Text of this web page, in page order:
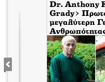
Dr. Anthony
Grady>
μεγαλύτερη
κάλυπταν οι
ερπύστριες
Τώρα η
δάχτυλο